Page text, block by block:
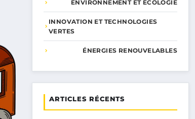
ENVIRONNEMENT ET ÉCOLOGIE
INNOVATION ET TECHNOLOGIES
VERTES
ÉNERGIES RENOUVELABLES
ARTICLES RÉCENTS